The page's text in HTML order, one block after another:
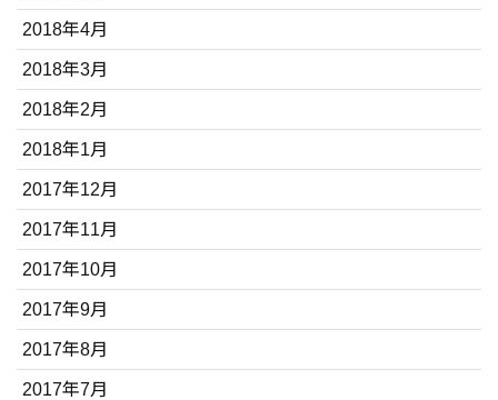
2018年4月
2018年3月
2018年2月
2018年1月
2017年12月
2017年11月
2017年10月
2017年9月
2017年8月
2017年7月